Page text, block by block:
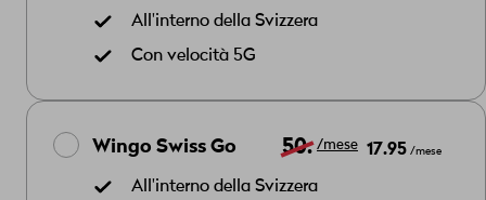
All'interno della Svizzera
Con velocità 5G
Wingo Swiss Go 50. /mese 17.95 /mese
All'interno della Svizzera